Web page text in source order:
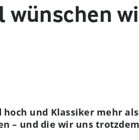
wünschen
hoch und Klassiker mehr
– und die wir uns